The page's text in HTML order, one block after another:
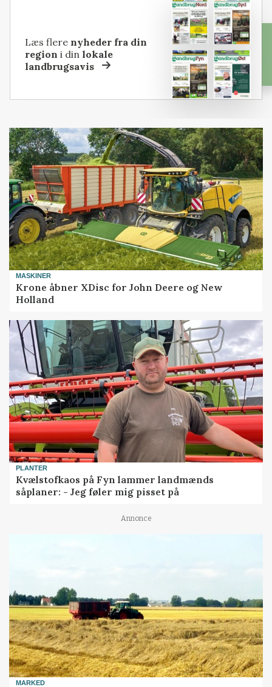
Læs flere nyheder fra din
region i dinlokale
landbrugsavis
MASKINER
Krone åbner XDisc for John Deere og New
Holland
PLANTER
Kvælstofkaos på Fyn lammer landmænds
såplaner: - Jeg føler mig pisset på
Annonce
MARKED